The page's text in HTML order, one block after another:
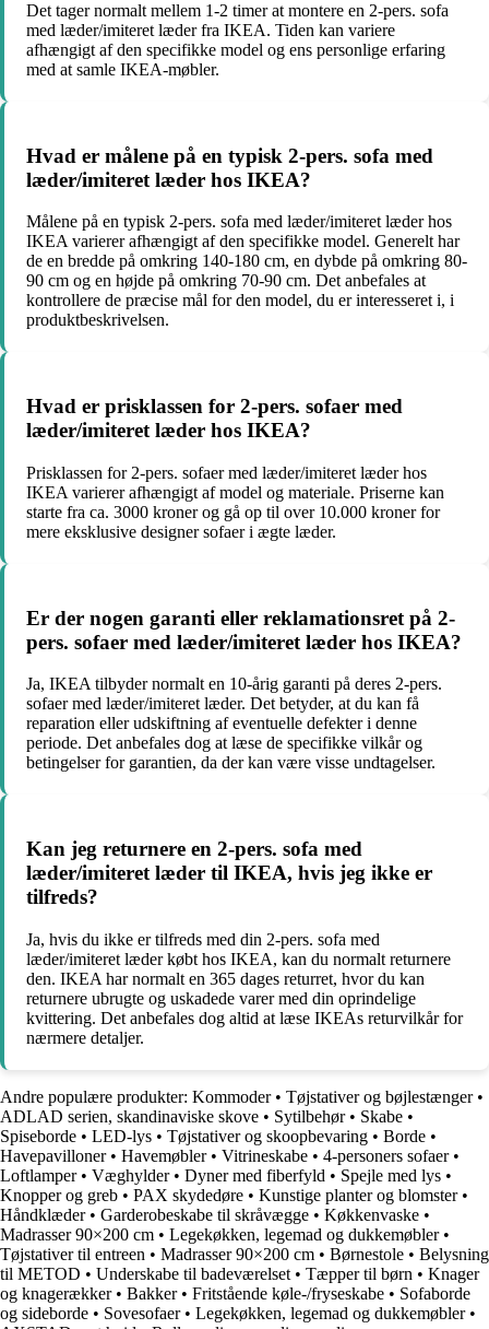
Det tager normalt mellem 1-2 timer at montere en 2-pers. sofa
med læder/imiteret læder fra IKEA. Tiden kan variere
afhængigt af den specifikke model og ens personlige erfaring
med at samle IKEA-møbler.
Hvad er målene på en typisk 2-pers. sofa med
læder/imiteret læder hos IKEA?
Målene på en typisk 2-pers. sofa med læder/imiteret læder hos
IKEA varierer afhængigt af den specifikke model. Generelt har
de en bredde på omkring 140-180 cm, en dybde på omkring 80-
90 cm og en højde på omkring 70-90 cm. Det anbefales at
kontrollere de præcise mål for den model, du er interesseret i, i
produktbeskrivelsen.
Hvad er prisklassen for 2-pers. sofaer med
læder/imiteret læder hos IKEA?
Prisklassen for 2-pers. sofaer med læder/imiteret læder hos
IKEA varierer afhængigt af model og materiale. Priserne kan
starte fra ca. 3000 kroner og gå op til over 10.000 kroner for
mere eksklusive designer sofaer i ægte læder.
Er der nogen garanti eller reklamationsret på 2-
pers. sofaer med læder/imiteret læder hos IKEA?
Ja, IKEA tilbyder normalt en 10-årig garanti på deres 2-pers.
sofaer med læder/imiteret læder. Det betyder, at du kan få
reparation eller udskiftning af eventuelle defekter i denne
periode. Det anbefales dog at læse de specifikke vilkår og
betingelser for garantien, da der kan være visse undtagelser.
Kan jeg returnere en 2-pers. sofa med
læder/imiteret læder til IKEA, hvis jeg ikke er
tilfreds?
Ja, hvis du ikke er tilfreds med din 2-pers. sofa med
læder/imiteret læder købt hos IKEA, kan du normalt returnere
den. IKEA har normalt en 365 dages returret, hvor du kan
returnere ubrugte og uskadede varer med din oprindelige
kvittering. Det anbefales dog altid at læse IKEAs returvilkår for
nærmere detaljer.
Andre populære produkter: Kommoder• Tøjstativer og bøjlestænger•
ADLAD serien, skandinaviske skove • Sytilbehør• Skabe •
Spiseborde • LED-lys • Tøjstativer og skoopbevaring • Borde •
Havepavilloner• Havemøbler• Vitrineskabe • 4-personers sofaer•
Loftlamper• Væghylder• Dyner med fiberfyld • Spejle med lys •
Knopper og greb • PAX skydedøre • Kunstige planter og blomster•
Håndklæder• Garderobeskabe til skråvægge • Køkkenvaske •
Madrasser 90×200 cm • Legekøkken, legemad og dukkemøbler•
Tøjstativer til entreen • Madrasser 90×200 cm • Børnestole • Belysning
til METOD • Underskabe til badeværelset • Tæpper til børn • Knager
og knagerækker• Bakker• Fritstående køle-/fryseskabe • Sofaborde
og sideborde • Sovesofaer• Legekøkken, legemad og dukkemøbler•